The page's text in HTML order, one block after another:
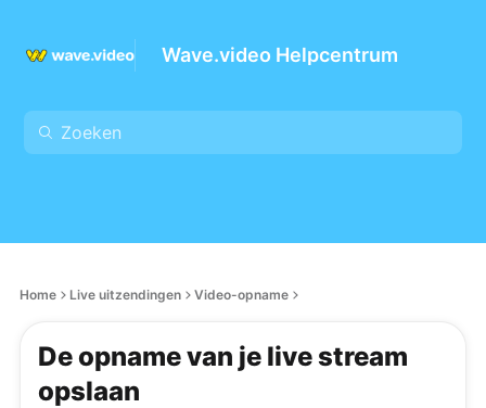
Wave.video Helpcentrum
Home Live uitzendingen Video-opname
De opname van je live stream
opslaan